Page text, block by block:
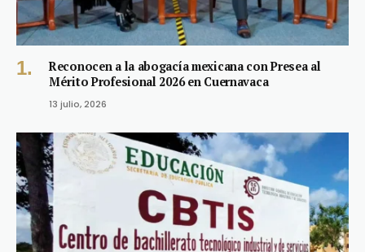
Reconocen a la abogacía mexicana con Presea al
Mérito Profesional 2026 en Cuernavaca
13 julio, 2026